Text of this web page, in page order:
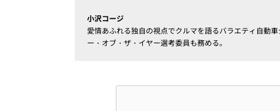
小沢コージ
愛情あふれる独自の視点でクルマを語るバラエティ自動
ー・オブ・ザ・イヤー選考委員も務める。